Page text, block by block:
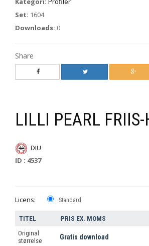
Set: 1604
Downloads: 0
Share
LILLI PEARL
DIU
ID : 4537
Licens: Standard
TITEL PRIS EX. MOMS
Original
størrelse
Gratis download